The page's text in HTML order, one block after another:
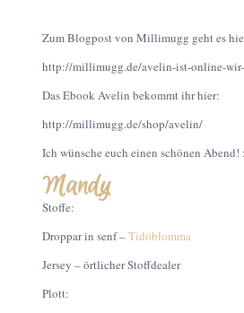
Zum Blogpost von Millimugg geht es
http://millimugg.de/avelin-ist-online-wir-
Das Ebook Avelin bekommt ihr hier:
http://millimugg.de/shop/avelin/
Ich wünsche euch einen schönen Abend!
Mandy
Stoffe:
Droppar in senf –Tidöblomma
Jersey – örtlicher Stoffdealer
Plott: